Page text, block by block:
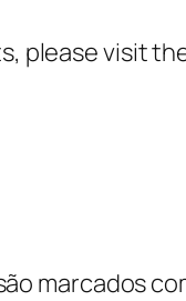
please visit
marcados